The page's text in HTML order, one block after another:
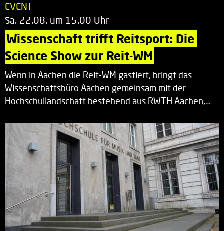
EVENT
Sa. 22.08. um 15.00 Uhr
Wissenschaft trifft Reitsport: Die
Science Show zur Reit-WM
Wenn in Aachen die Reit-WM gastiert, bringt das
Wissenschaftsbüro Aachen gemeinsam mit der
Hochschullandschaft bestehend aus RWTH Aachen,…